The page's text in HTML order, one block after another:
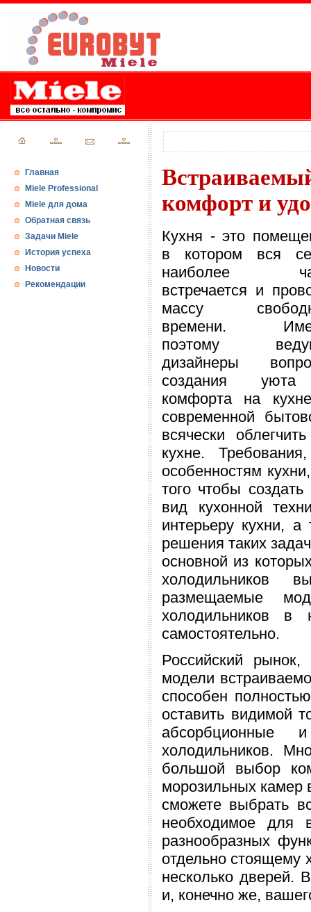
Главная
Miele Professional
Miele для дома
Обратная связь
Задачи Miele
История успеха
Новости
Рекомендации
комфорт и
Кухня - это
в котором вся
наиболее
встречается и
массу
времени.
поэтому
дизайнеры
создания
комфорта на
современной
всячески
кухне.
особенностям
того чтобы
вид кухонной
интерьеру кухни,
решения таких
основной из
холодильников
размещаемые
холодильников
самостоятельно.
Российский
модели
способен
оставить видимой
абсорбционные
холодильников.
большой выбор
морозильных камер
сможете выбрать
необходимое для
разнообразных
отдельно стоящему
несколько дверей.
и, конечно же,